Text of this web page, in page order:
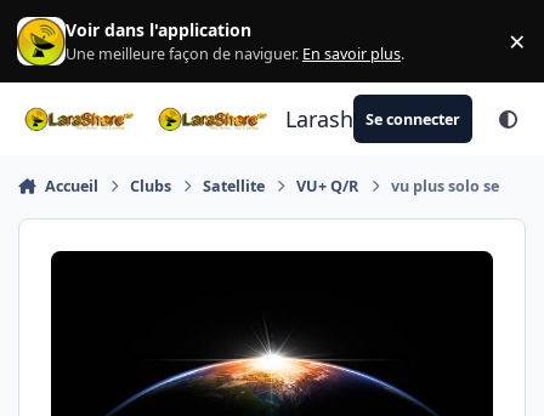
Aller au contenu
Voir dans l'application
Une meilleure façon de naviguer. En savoir plus. ×
LarashareSe connecter
Accueil Clubs Satellite VU+ Q/R vu plus solo se